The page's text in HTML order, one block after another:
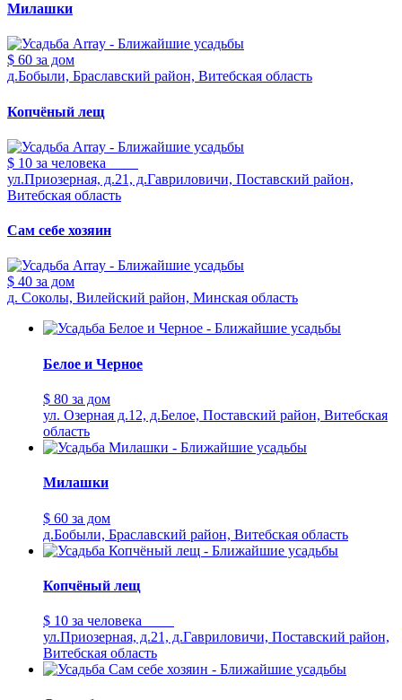
Милашки
$ 60 за дом
д.Бобыли, Браславский район, Витебская область
Копчёный лещ
$ 10 за человека
ул.Приозерная, д.21, д.Гавриловичи, Поставский район,
Витебская область
Сам себе хозяин
$ 40 за дом
д. Соколы, Вилейский район, Минская область
Белое и Черное
$ 80 за дом
ул. Озерная д.12, д.Белое, Поставский район, Витебская
область
Милашки
$ 60 за дом
д.Бобыли, Браславский район, Витебская область
Копчёный лещ
$ 10 за человека
ул.Приозерная, д.21, д.Гавриловичи, Поставский район,
Витебская область